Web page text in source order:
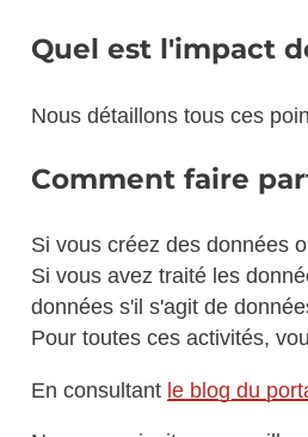
Quel est l'impact
Nous détaillons tous ces
Comment faire
Si vous créez des données
Si vous avez traité les
données s'il s'agit de
Pour toutes ces activités,
En consultant le blog du